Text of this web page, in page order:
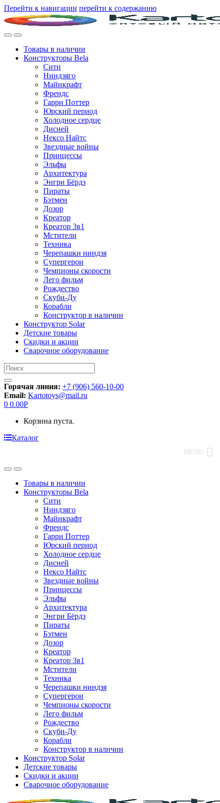
Перейти к навигации перейти к содержанию
Товары в наличии
Конструкторы Bela
Сити
Ниндзяго
Майнкрафт
Френдс
Гарри Поттер
Юрский период
Холодное сердце
Дисней
Нексо Найтс
Звездные войны
Принцессы
Эльфы
Архитектура
Энгри Бёрдз
Пираты
Бэтмен
Дозор
Креатор
Креатор 3в1
Мстители
Техника
Черепашки ниндзя
Супергерои
Чемпионы скорости
Лего фильм
Рождество
Скуби-Ду
Корабли
Конструктор в наличии
Конструктор Solar
Детские товары
Скидки и акции
Сварочное оборудование
Искать:
Горячая линия: +7 (906) 560-10-00
Email: Kartotoys@mail.ru
0 0.00Р
Корзина пуста.
Каталог
MENU
Товары в наличии
Конструкторы Bela
Сити
Ниндзяго
Майнкрафт
Френдс
Гарри Поттер
Юрский период
Холодное сердце
Дисней
Нексо Найтс
Звездные войны
Принцессы
Эльфы
Архитектура
Энгри Бёрдз
Пираты
Бэтмен
Дозор
Креатор
Креатор 3в1
Мстители
Техника
Черепашки ниндзя
Супергерои
Чемпионы скорости
Лего фильм
Рождество
Скуби-Ду
Корабли
Конструктор в наличии
Конструктор Solar
Детские товары
Скидки и акции
Сварочное оборудование